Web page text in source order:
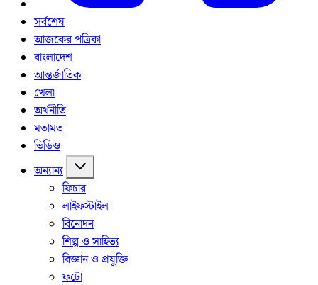
সর্বশেষ
আজকের পত্রিকা
বাংলাদেশ
আন্তর্জাতিক
খেলা
অর্থনীতি
মতামত
ভিডিও
অন্যান্য
ফিচার
লাইফস্টাইল
বিনোদন
শিল্প ও সাহিত্য
বিজ্ঞান ও প্রযুক্তি
ফটো